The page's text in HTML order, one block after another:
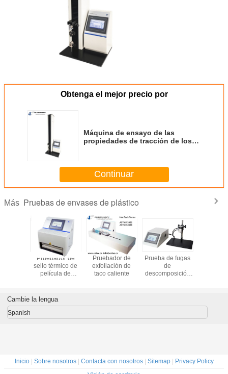
Obtenga el mejor precio por
Máquina de ensayo de las
propiedades de tracción de los
los tejidos utilizando el método
de tira
Continuar
Más Pruebas de envases de plástico
Pruebador de
sello térmico de
película de
Pruebador de
exfoliación de
taco caliente
Prueba de fugas
de
descomposición
presurización
Cambie la lengua
Spanish
Inicio| Sobre nosotros| Contacta con nosotros| Sitemap| Privacy Policy